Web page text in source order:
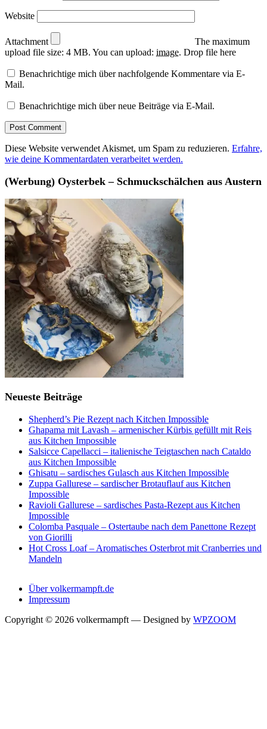
Website
Attachment
The maximum
upload file size: 4 MB. You can upload: image. Drop file here
Benachrichtige mich über nachfolgende Kommentare via E-
Mail.
Benachrichtige mich über neue Beiträge via E-Mail.
Diese Website verwendet Akismet, um Spam zu reduzieren. Erfahre,
wie deine Kommentardaten verarbeitet werden.
(Werbung) Oysterbek – Schmuckschälchen aus Austern
Neueste Beiträge
Shepherd’s Pie Rezept nach Kitchen Impossible
Ghapama mit Lavash – armenischer Kürbis gefüllt mit Reis
aus Kitchen Impossible
Salsicce Capellacci – italienische Teigtaschen nach Cataldo
aus Kitchen Impossible
Ghisatu – sardisches Gulasch aus Kitchen Impossible
Zuppa Gallurese – sardischer Brotauflauf aus Kitchen
Impossible
Ravioli Gallurese – sardisches Pasta-Rezept aus Kitchen
Impossible
Colomba Pasquale – Ostertaube nach dem Panettone Rezept
von Giorilli
Hot Cross Loaf – Aromatisches Osterbrot mit Cranberries und
Mandeln
Über volkermampft.de
Impressum
Copyright © 2026 volkermampft — Designed by WPZOOM